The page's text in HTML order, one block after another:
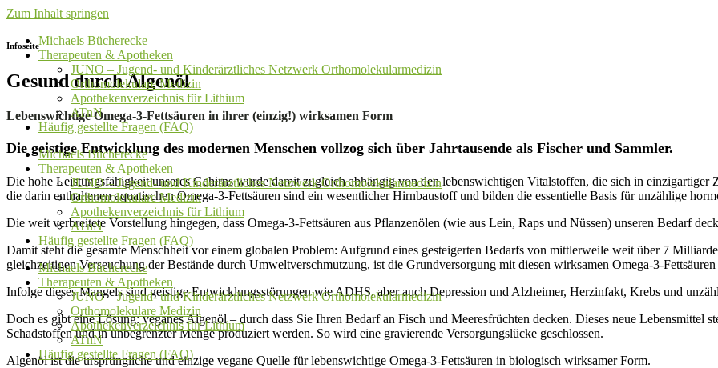
Zum Inhalt springen
Michaels Bücherecke
Therapeuten & Apotheken
JUNO – Jugend- und Kinderärztliches Netzwerk Orthomolekularmedizin
Orthomolekulare Medizin
Apothekenverzeichnis für Lithium
ATnN
Häufig gestellte Fragen (FAQ)
Michaels Bücherecke
Therapeuten & Apotheken
JUNO – Jugend- und Kinderärztliches Netzwerk Orthomolekularmedizin
Orthomolekulare Medizin
Apothekenverzeichnis für Lithium
ATnN
Häufig gestellte Fragen (FAQ)
Michaels Bücherecke
Therapeuten & Apotheken
JUNO – Jugend- und Kinderärztliches Netzwerk Orthomolekularmedizin
Orthomolekulare Medizin
Apothekenverzeichnis für Lithium
ATnN
Häufig gestellte Fragen (FAQ)
Infoseite
Gesund durch Algenöl
Lebenswichtige Omega-3-Fettsäuren in ihrer (einzig!) wirksamen Form
Die geistige Entwicklung des modernen Menschen vollzog sich über Jahrtausende als Fischer und Sammler.
Die hohe Leistungsfähigkeit unseres Gehirns wurde damit zugleich abhängig von den lebenswichtigen Vitalstoffen, die sich in einzigartiger
die darin enthaltenen aquatischen Omega-3-Fettsäuren sind ein wesentlicher Hirnbaustoff und bilden die essentielle Basis für unzählige
Die weit verbreitete Vorstellung hingegen, dass Omega-3-Fettsäuren aus Pflanzenölen (wie aus Lein, Raps und Nüssen) unseren Bedarf
Damit steht die gesamte Menschheit vor einem globalen Problem: Aufgrund eines gesteigerten Bedarfs von mittlerweile weit über 7
gleichzeitigen Verseuchung der Bestände durch Umweltverschmutzung, ist die Grundversorgung mit diesen wirksamen Omega-3-
Infolge dieses Mangels sind geistige Entwicklungsstörungen wie ADHS, aber auch Depression und Alzheimer, Herzinfakt, Krebs und
Doch es gibt eine Lösung: veganes Algenöl – durch dass Sie Ihren Bedarf an Fisch und Meeresfrüchten decken. Dieses neue Lebensmittel
Schadstoffen und in unbegrenzter Menge produziert werden. So wird eine gravierende Versorgungslücke geschlossen.
Algenöl ist die ursprüngliche und einzige vegane Quelle für lebenswichtige Omega-3-Fettsäuren in biologisch wirksamer Form.